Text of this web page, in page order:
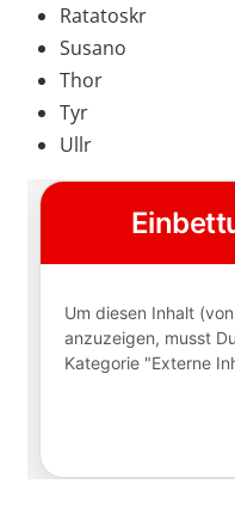
Ratatoskr
Susano
Thor
Tyr
Ullr